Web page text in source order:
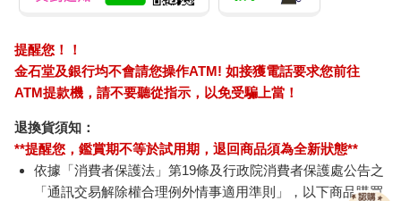
提醒您！！
金石堂及銀行均不會請您操作ATM! 如接獲電話要求您前往
ATM提款機，請不要聽從指示，以免受騙上當！
退換貨須知：
**提醒您，鑑賞期不等於試用期，退回商品須為全新狀態**
依據「消費者保護法」第19條及行政院消費者保護處公告之
「通訊交易解除權合理例外情事適用準則」，以下商品購買